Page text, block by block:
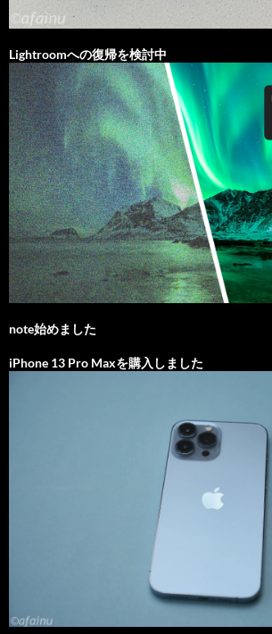
Lightroomへの復帰を検討中
note始めました
iPhone 13 Pro Maxを購入しました